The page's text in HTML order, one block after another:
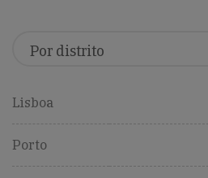
Lisboa
Porto